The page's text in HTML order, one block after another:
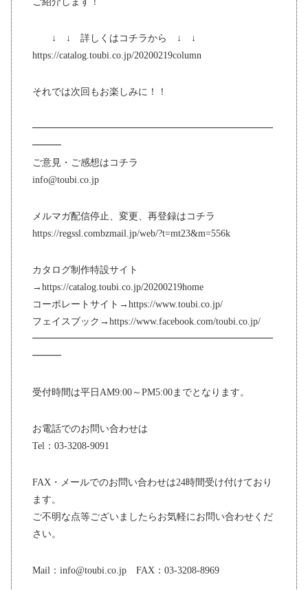
↓ ↓ 詳しくはコチラから ↓ ↓
https://catalog.toubi.co.jp/20200219column
それでは次回もお楽しみに！！
━━━━━━━━━━━━━━━━━━━━━━━━━
━━━
ご意見・ご感想はコチラ
info@toubi.co.jp
メルマガ配信停止、変更、再登録はコチラ
https://regssl.combzmail.jp/web/?t=mt23&m=556k
カタログ制作特設サイト
→https://catalog.toubi.co.jp/20200219home
コーポレートサイト→https://www.toubi.co.jp/
フェイスブック→https://www.facebook.com/toubi.co.jp/
━━━━━━━━━━━━━━━━━━━━━━━━━
━━━
受付時間は平日AM9:00～PM5:00までとなります。
お電話でのお問い合わせは
Tel：03-3208-9091
FAX・メールでのお問い合わせは24時間受け付けており
ます。
ご不明な点等ございましたらお気軽にお問い合わせくだ
さい。
Mail：info@toubi.co.jp FAX：03-3208-8969